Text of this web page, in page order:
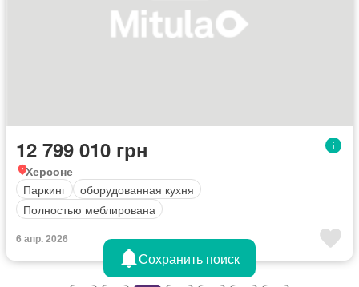
12 799 010 грн
Херсоне
Паркинг
оборудованная кухня
Полностью меблирована
6 апр. 2026
Сохранить поиск